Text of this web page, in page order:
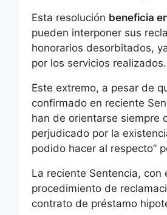
Esta resolución beneficia
pueden interponer sus
honorarios desorbitados,
por los servicios realizados.
Este extremo, a pesar de
confirmado en reciente
han de orientarse siempre
perjudicado por la
podido hacer al respecto”
La reciente Sentencia, con
procedimiento de
contrato de préstamo